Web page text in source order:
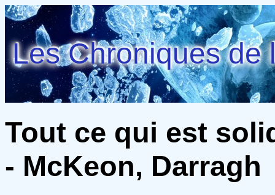
Les Chroniques de
Tout ce qui est
- McKeon, Darragh